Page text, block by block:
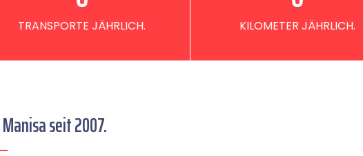
TRANSPORTE JÄHRLICH. KILOMETER JÄHRLICH.
seit 2007.